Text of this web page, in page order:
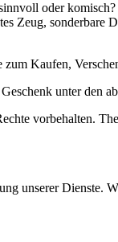
oder
Zeug,
Kaufen,
unter den
vorbehalten.
unserer Dienste.